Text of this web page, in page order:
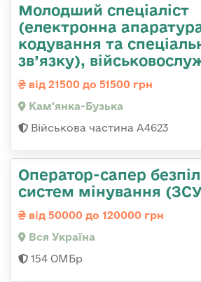
Молодший спеціаліст
(електронна
кодування та
зв’язку),
від 21500 до 51500 грн
Кам'янка-Бузька
Військова частина А4623
Оператор-сапер
систем мінування
від 50000 до 120000 грн
Вся Україна
154 ОМБр